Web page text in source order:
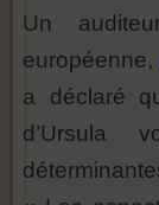
Un
européenne,
a déclaré
d’Ursula